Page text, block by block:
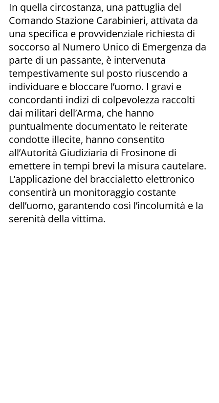
In quella circostanza, una pattuglia del
Comando Stazione Carabinieri, attivata da
una specifica e provvidenziale richiesta di
soccorso al Numero Unico di Emergenza da
parte di un passante, è intervenuta
tempestivamente sul posto riuscendo a
individuare e bloccare l’uomo. I gravi e
concordanti indizi di colpevolezza raccolti
dai militari dell’Arma, che hanno
puntualmente documentato le reiterate
condotte illecite, hanno consentito
all’Autorità Giudiziaria di Frosinone di
emettere in tempi brevi la misura cautelare.
L’applicazione del braccialetto elettronico
consentirà un monitoraggio costante
dell’uomo, garantendo così l’incolumità e la
serenità della vittima.